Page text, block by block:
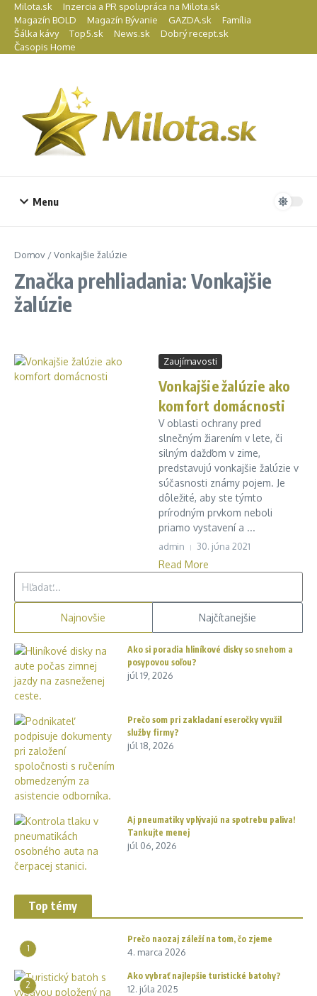
Preskočiť na obsah
Milota.sk
Inzercia a PR spolupráca na Milota.sk
Magazín BOLD
Magazín Bývanie GAZDA.sk
Família
Šálka kávy
Top5.sk News.sk
Dobrý recept.sk
Časopis Home
Menu
Domov /Vonkajšie žalúzie
Značka prehliadania: Vonkajšie
žalúzie
Zaujímavosti
Vonkajšie žalúzie ako
komfort domácnosti
V oblasti ochrany pred
slnečným žiarením v lete, či
silným dažďom v zime,
predstavujú vonkajšie žalúzie v
súčasnosti známy pojem. Je
dôležité, aby ste týmto
prírodným prvkom neboli
priamo vystavení a ...
admin 30. júna 2021
Read More
Najnovšie Najčítanejšie
Ako si poradia hliníkové disky so snehom a
posypovou soľou?
júl 19, 2026
Prečo som pri zakladaní eseročky využil
služby firmy?
júl 18, 2026
Aj pneumatiky vplývajú na spotrebu paliva!
Tankujte menej
júl 06, 2026
Top témy
1
Prečo naozaj záleží na tom, čo zjeme
4. marca 2026
2
Ako vybrať najlepšie turistické batohy?
12. júla 2025